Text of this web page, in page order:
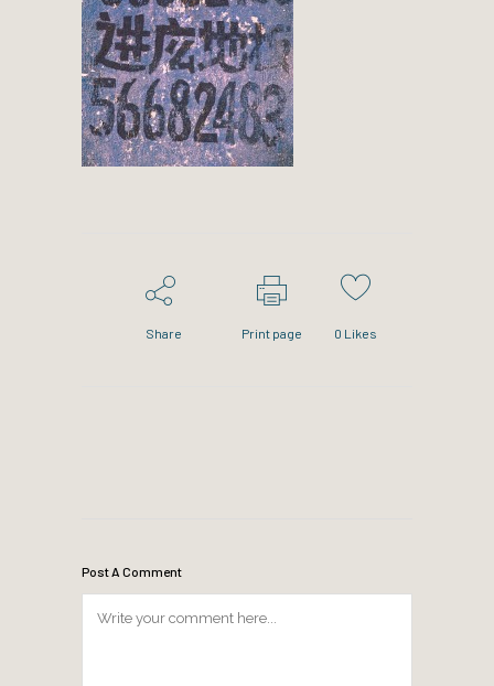
Share Print page 0 Likes
Post A Comment